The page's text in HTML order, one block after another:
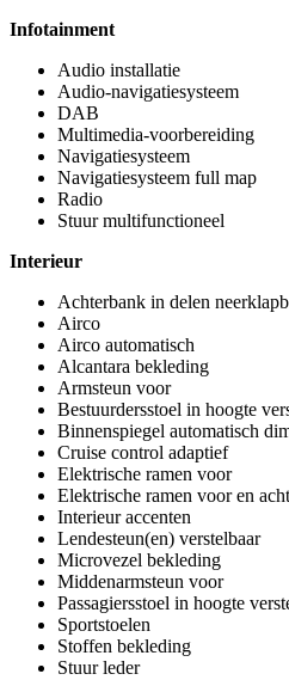
Infotainment
Audio installatie
Audio-navigatiesysteem
DAB
Multimedia-voorbereiding
Navigatiesysteem
Navigatiesysteem full map
Radio
Stuur multifunctioneel
Interieur
Achterbank in delen
Airco
Airco automatisch
Alcantara bekleding
Armsteun voor
Bestuurdersstoel in hoogte
Binnenspiegel automatisch
Cruise control adaptief
Elektrische ramen voor
Elektrische ramen voor en
Interieur accenten
Lendesteun(en) verstelbaar
Microvezel bekleding
Middenarmsteun voor
Passagiersstoel in hoogte
Sportstoelen
Stoffen bekleding
Stuur leder